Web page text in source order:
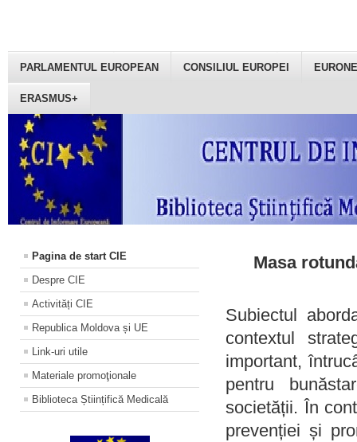
PARLAMENTUL EUROPEAN CONSILIUL EUROPEI
ERASMUS+
Pagina de start CIE
Despre CIE
Activități CIE
Republica Moldova și UE
Link-uri utile
Materiale promoţionale
Biblioteca Științifică Medicală
Masa
Subiectul
contextul
important,
pentru
societății. În
prevenției și